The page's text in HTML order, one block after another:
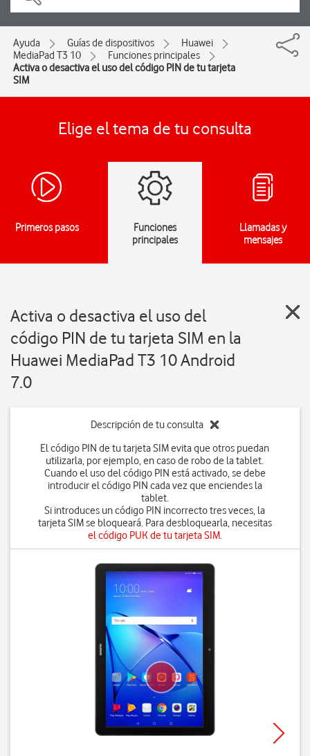
Ayuda Guías de dispositivos
Huawei
MediaPad T3 10
Funciones principales
Activa o desactiva el uso del código PIN de tu tarjeta
SIM
Elige el tema de tu consulta
Primeros pasos
Funciones
principales
Llamadas y
mensajes
Activa o desactiva el uso del
código PIN de tu tarjeta SIM en la
Huawei MediaPad T3 10 Android
7.0
Descripción de tu consulta
El código PIN de tu tarjeta SIM evita que otros puedan
utilizarla, por ejemplo, en caso de robo de la tablet.
Cuando el uso del código PIN está activado, se debe
introducir el código PIN cada vez que enciendes la
tablet.
Si introduces un código PIN incorrecto tres veces, la
tarjeta SIM se bloqueará. Para desbloquearla, necesitas
el código PUK de tu tarjeta SIM.